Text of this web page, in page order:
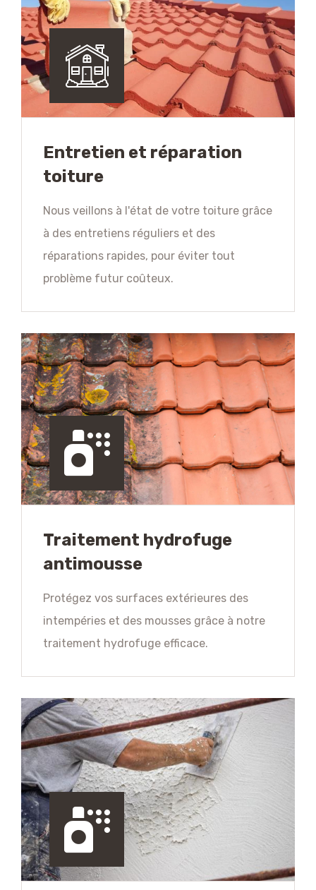
Entretien et réparation
toiture
Nous veillons à l'état de votre toiture grâce
à des entretiens réguliers et des
réparations rapides, pour éviter tout
problème futur coûteux.
Traitement hydrofuge
antimousse
Protégez vos surfaces extérieures des
intempéries et des mousses grâce à notre
traitement hydrofuge efficace.